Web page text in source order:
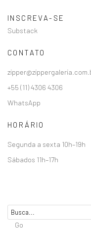
INSCREVA-SE
Substack
CONTATO
+55 (11) 4306 4306
WhatsApp
HORÁRIO
Segunda a sexta 10h–19h
Sábados 11h–17h
Go